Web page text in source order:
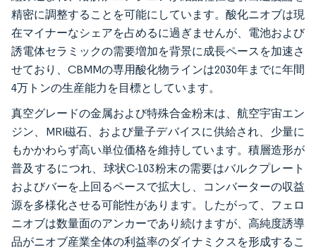
精密に調整することを可能にしています。酸化ニオブは現
在マイナーなシェアを占めるに過ぎませんが、電池および
誘電体セラミックの需要増加を背景に成長ペースを加速さ
せており、CBMMの専用酸化物ラインは2030年までに年間
4万トンの生産能力を目標としています。
真空グレードの金属および特殊合金粉末は、航空宇宙エン
ジン、MRI磁石、および量子デバイスに供給され、少量に
もかかわらず高い単位価格を維持しています。積層造形が
普及するにつれ、球状C-103粉末の需要はバルクプレート
およびバーを上回るペースで拡大し、コンバーターの収益
源を多様化させる可能性があります。したがって、フェロ
ニオブは数量面のアンカーであり続けますが、高純度誘導
品がニオブ産業全体の利益率のダイナミクスを形成するこ